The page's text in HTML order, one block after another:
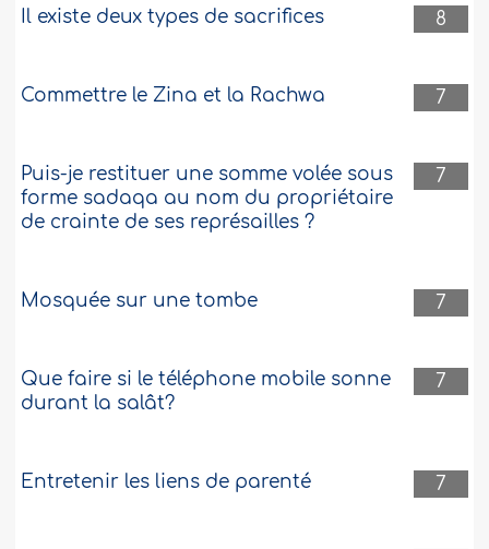
8
Il existe deux types de sacrifices
7
Commettre le Zina et la Rachwa
7
Puis-je restituer une somme volée sous
forme sadaqa au nom du propriétaire
de crainte de ses représailles ?
7
Mosquée sur une tombe
7
Que faire si le téléphone mobile sonne
durant la salât?
7
Entretenir les liens de parenté